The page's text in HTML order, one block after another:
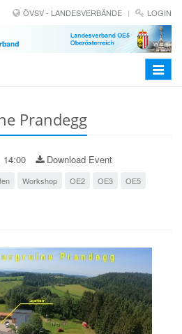
ÖVSV - LANDESVERBÄNDE LOGIN
Toggle
Prandegg
14:00 Download Event
Workshop OE2 OE3
OE5